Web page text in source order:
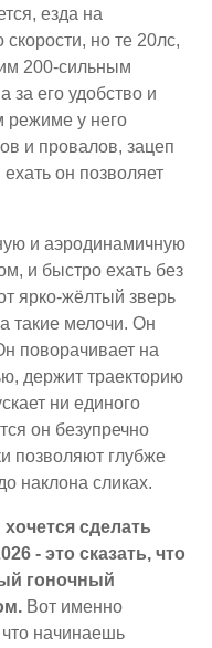
езда на
скорости, но те 20лс,
200-сильным
за его удобство и
режиме у него
и провалов, зацеп
он позволяет
и аэродинамичную
и быстро ехать без
ярко-жёлтый зверь
такие мелочи. Он
поворачивает на
держит траекторию
ни единого
он безупречно
позволяют глубже
наклона сликах.
сделать
- это сказать, что
гоночный
Вот именно
начинаешь